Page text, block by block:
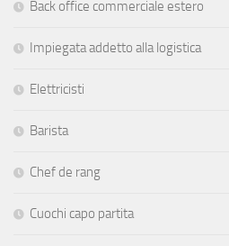
Back office commerciale estero
Impiegata addetto alla logistica
Elettricisti
Barista
Chef de rang
Cuochi capo partita